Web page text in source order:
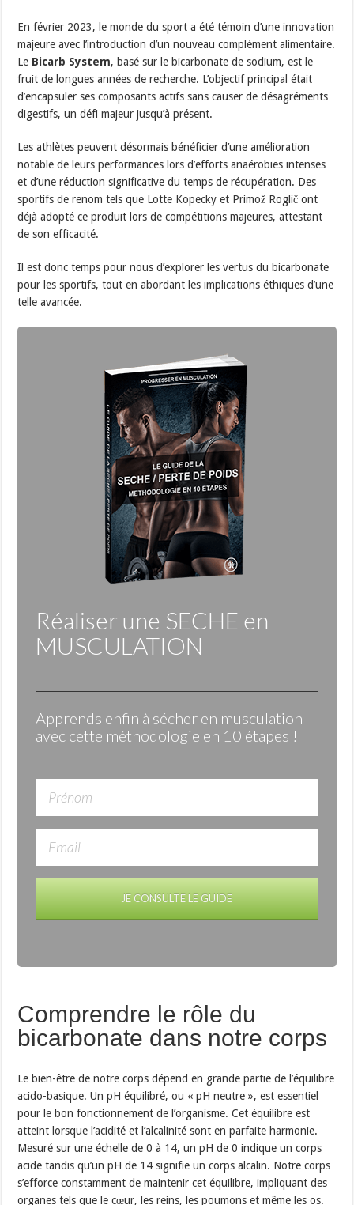
En février 2023, le monde du sport a été témoin d’une innovation
majeure avec l’introduction d’un nouveau complément alimentaire.
Le Bicarb System, basé sur le bicarbonate de sodium, est le
fruit de longues années de recherche. L’objectif principal était
d’encapsuler ses composants actifs sans causer de désagréments
digestifs, un défi majeur jusqu’à présent.
Les athlètes peuvent désormais bénéficier d’une amélioration
notable de leurs performances lors d’efforts anaérobies intenses
et d’une réduction significative du temps de récupération. Des
sportifs de renom tels que Lotte Kopecky et Primož Roglič ont
déjà adopté ce produit lors de compétitions majeures, attestant
de son efficacité.
Il est donc temps pour nous d’explorer les vertus du bicarbonate
pour les sportifs, tout en abordant les implications éthiques d’une
telle avancée.
Réaliser une SECHE en
MUSCULATION
Apprends enfin à sécher en musculation
avec cette méthodologie en 10 étapes !
JE CONSULTE LE GUIDE
Comprendre le rôle du
bicarbonate dans notre corps
Le bien-être de notre corps dépend en grande partie de l’équilibre
acido-basique. Un pH équilibré, ou « pH neutre », est essentiel
pour le bon fonctionnement de l’organisme. Cet équilibre est
atteint lorsque l’acidité et l’alcalinité sont en parfaite harmonie.
Mesuré sur une échelle de 0 à 14, un pH de 0 indique un corps
acide tandis qu’un pH de 14 signifie un corps alcalin. Notre corps
s’efforce constamment de maintenir cet équilibre, impliquant des
organes tels que le cœur, les reins, les poumons et même les os.